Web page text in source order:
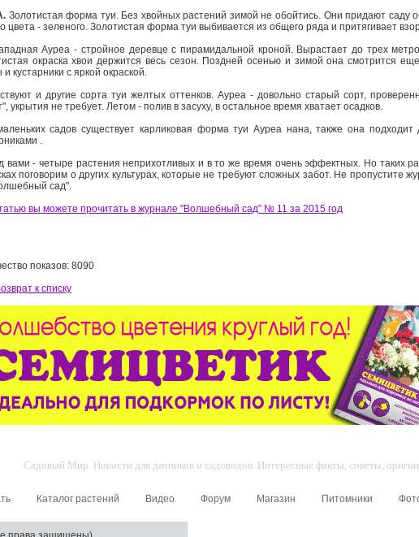
Золотистая форма туи. Без хвойных растений зимой не обойтись. Они придают саду
цвета - зеленого. Золотистая форма туи выбивается из общего ряда и притягивает
Ауреа - стройное деревце с пирамидальной кроной. Вырастает до трех
окраска хвои держится весь сезон. Поздней осенью и зимой она смотрится
и кустарники с яркой окраской.
и другие сорта туи желтых оттенков. Ауреа - довольно старый сорт,
укрытия не требует. Летом - полив в засуху, в остальное время хватает осадков.
садов существует карликовая форма туи Ауреа нана, также она
.
вами - четыре растения неприхотливых и в то же время очень эффектных. Но таких
поговорим о других культурах, которые не требуют сложных забот. Не пропустите
сад".
вы можете прочитать в журнале "Волшебный сад" № 11 за 2015 год
показов: 8090
к списку
Садовый Мир. Новости для дачников и садоводов. Интересные факты, советы,
Каталог растений Видео Форум Магазин Питомники